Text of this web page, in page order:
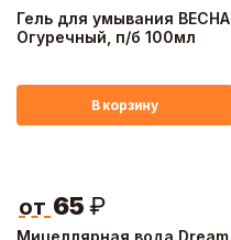
Гель для умывания ВЕСНА
Огуречный, п/б 100мл
В корзину
Мицеллярная вода Dream
от 65 ₽